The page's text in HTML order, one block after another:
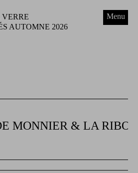
AUTOMNE 2026
Menu
MONNIER & LA RIBOT